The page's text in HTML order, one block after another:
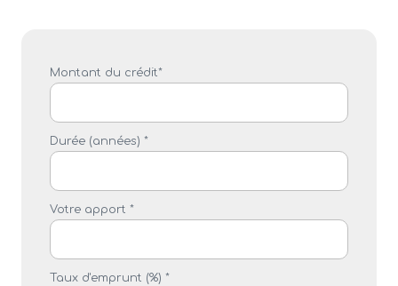
Montant du crédit*
Durée (années) *
Votre apport *
Taux d'emprunt (%) *